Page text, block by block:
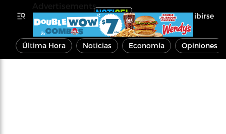
Inscribirse
Última Hora Noticias Economía Opiniones
Advertisements